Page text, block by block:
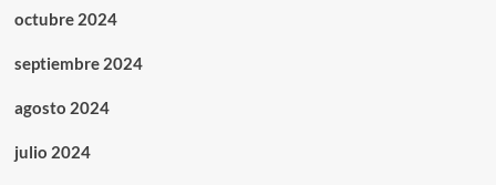
octubre 2024
septiembre 2024
agosto 2024
julio 2024